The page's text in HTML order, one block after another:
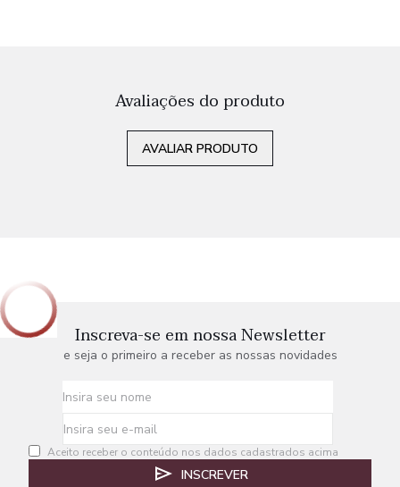
Avaliações do produto
AVALIAR PRODUTO
Inscreva-se em nossa Newsletter
e seja o primeiro a receber as nossas novidades
Aceito receber o conteúdo nos dados cadastrados acima
INSCREVER